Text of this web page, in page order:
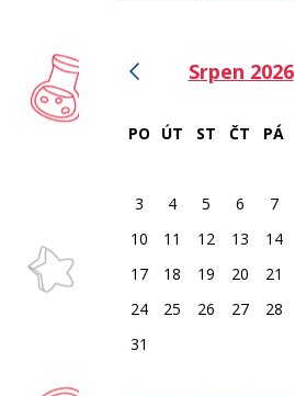
Srpen 2026
PO ÚT ST ČT PÁ
3
4 5 6 7
10
11 12 13 14
17
18 19 20 21
24
25 26 27 28
31